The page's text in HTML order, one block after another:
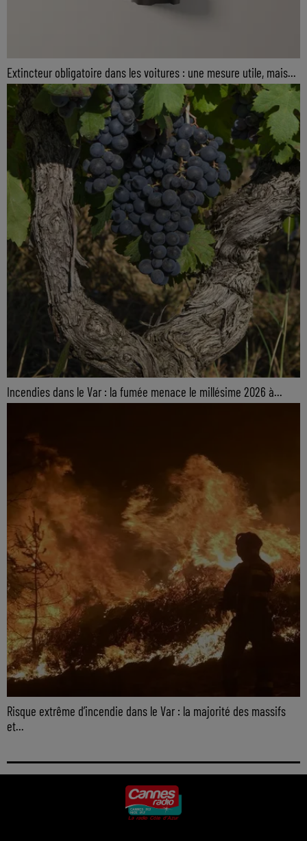
Extincteur obligatoire dans les voitures : une mesure utile, mais...
Incendies dans le Var : la fumée menace le millésime 2026 à...
Risque extrême d’incendie dans le Var : la majorité des massifs
et...